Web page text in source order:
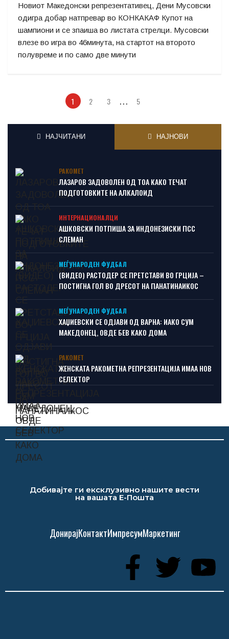
Новиот Македонски репрезентативец, Дени Мусовски
одигра добар натпревар во КОНКАКАФ Купот на
шампиони и се зпаиша во листата стрелци. Мусовски
влезе во игра во 46минута, на стартот на второто
полувреме и по само две минути
1 2 3 … 5
НАЈЧИТАНИ НАЈНОВИ
РАКОМЕТ
ЛАЗАРОВ ЗАДОВОЛЕН ОД ТОА КАКО ТЕЧАТ
ПОДГОТОВКИТЕ НА АЛКАЛОИД
ИНТЕРНАЦИОНАЛЦИ
АШКОВСКИ ПОТПИША ЗА ИНДОНЕЗИСКИ ПСС
СЛЕМАН
МЕЃУНАРОДЕН ФУДБАЛ
(ВИДЕО) РАСТОДЕР СЕ ПРЕТСТАВИ ВО ГРЦИЈА –
ПОСТИГНА ГОЛ ВО ДРЕСОТ НА ПАНАТИНАИКОС
МЕЃУНАРОДЕН ФУДБАЛ
ХАЏИЕВСКИ СЕ ОДЈАВИ ОД ВАРНА: ИАКО СУМ
МАКЕДОНЕЦ, ОВДЕ БЕВ КАКО ДОМА
РАКОМЕТ
ЖЕНСКАТА РАКОМЕТНА РЕПРЕЗЕНТАЦИЈА ИМАА НОВ
СЕЛЕКТОР
Добивајте ги ексклузивно нашите вести
на вашата Е-Пошта
ДонирајКонтактИмпресумМаркетинг